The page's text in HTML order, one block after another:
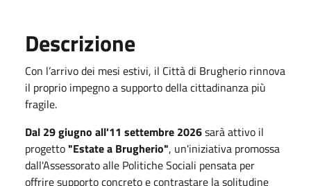
Descrizione
Con l’arrivo dei mesi estivi, il Città di Brugherio rinnova
il proprio impegno a supporto della cittadinanza più
fragile.
Dal 29 giugno all'11 settembre 2026sarà attivo il
progetto"Estate a Brugherio", un'iniziativa promossa
dall'Assessorato alle Politiche Sociali pensata per
offrire supporto concreto e contrastare la solitudine